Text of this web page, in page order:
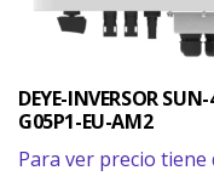
DEYE-INVERSOR
G05P1-EU-AM2
Para ver precio tiene